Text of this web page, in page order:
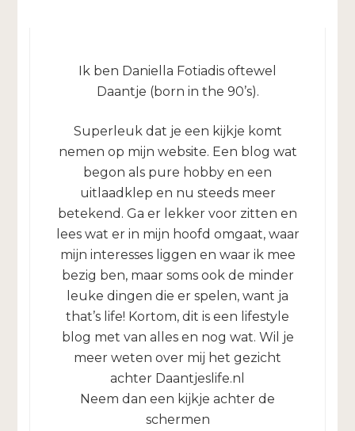
Ik ben Daniella Fotiadis oftewel
Daantje (born in the 90’s).
Superleuk dat je een kijkje komt
nemen op mijn website. Een blog wat
begon als pure hobby en een
uitlaadklep en nu steeds meer
betekend. Ga er lekker voor zitten en
lees wat er in mijn hoofd omgaat, waar
mijn interesses liggen en waar ik mee
bezig ben, maar soms ook de minder
leuke dingen die er spelen, want ja
that’s life! Kortom, dit is een lifestyle
blog met van alles en nog wat. Wil je
meer weten over mij het gezicht
achter Daantjeslife.nl
Neem dan een kijkje achter de
schermen